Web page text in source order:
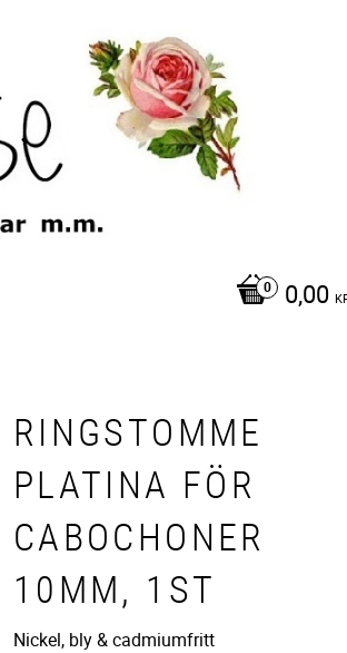
0,00
RINGSTOMME
PLATINA FÖR
CABOCHONER
10MM, 1ST
Nickel, bly & cadmiumfritt